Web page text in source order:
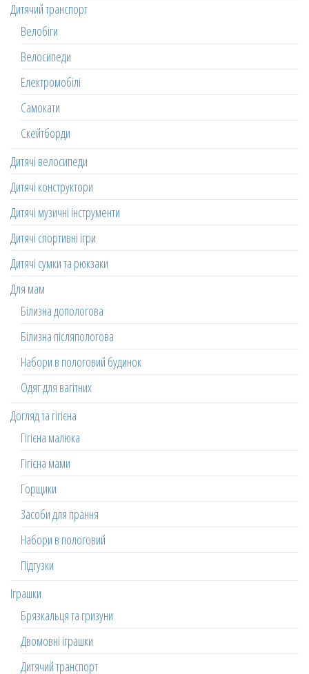
Дитячий транспорт
Велобіги
Велосипеди
Електромобілі
Самокати
Скейтборди
Дитячі велосипеди
Дитячі конструктори
Дитячі музичні інструменти
Дитячі спортивні ігри
Дитячі сумки та рюкзаки
Для мам
Білизна допологова
Білизна післяпологова
Набори в пологовий будинок
Одяг для вагітних
Догляд та гігієна
Гігієна малюка
Гігієна мами
Горщики
Засоби для прання
Набори в пологовий
Підгузки
Іграшки
Брязкальця та гризуни
Двомовні іграшки
Дитячий транспорт